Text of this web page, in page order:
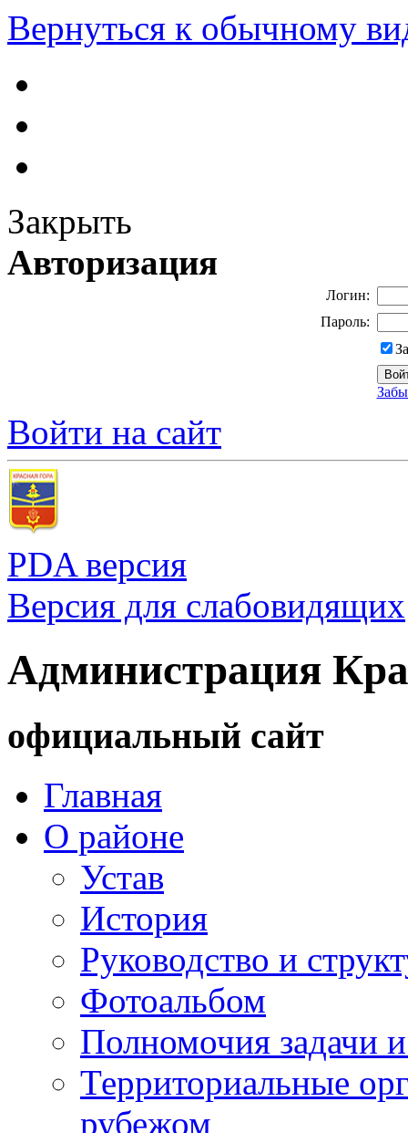
Вернуться к обычному
Закрыть
Авторизация
Логин:
Пароль:
Войти на сайт
PDA версия
Версия для слабовидящих
Администрация
официальный сайт
Главная
О районе
Устав
История
Руководство и
Фотоальбом
Полномочия задачи
Территориальные
рубежом